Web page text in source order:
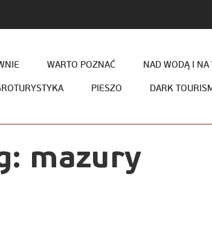
WARTO POZNAĆ NAD WODĄ I NA
PIESZO DARK
mazury